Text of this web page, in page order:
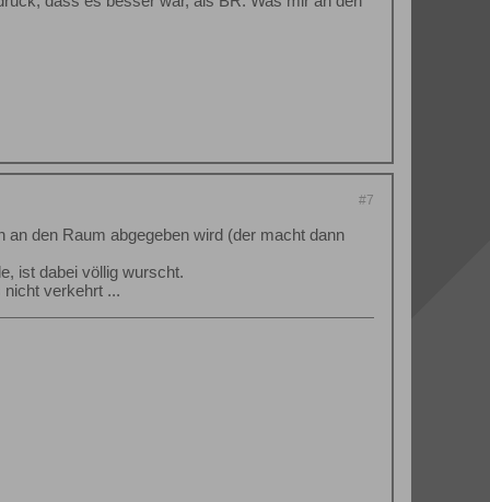
#7
den Raum abgegeben wird (der macht dann
ist dabei völlig wurscht.
verkehrt ...